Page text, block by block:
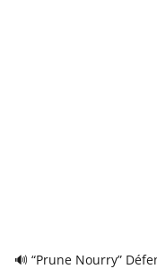
🔊 “Prune Nourry”